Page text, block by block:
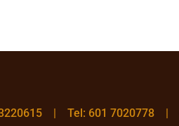
| Tel: 601 7020778 |